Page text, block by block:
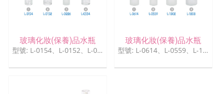
玻璃化妝(保養)品水瓶
型號: L-0154、L-0152、L-0226、L-0334
玻璃化妝(保養)品水瓶
型號: L-0614、L-0559、L-1002、L-1208